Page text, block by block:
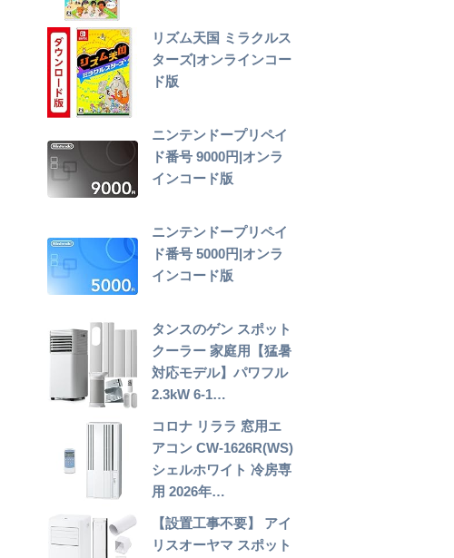
リズム天国 ミラクルス
ターズ|オンラインコー
ド版
ニンテンドープリペイ
ド番号 9000円|オンラ
インコード版
ニンテンドープリペイ
ド番号 5000円|オンラ
インコード版
タンスのゲン スポット
クーラー 家庭用【猛暑
対応モデル】パワフル
2.3kW 6-1…
コロナ リララ 窓用エ
アコン CW-1626R(WS)
シェルホワイト 冷房専
用 2026年…
【設置工事不要】 アイ
リスオーヤマ スポット